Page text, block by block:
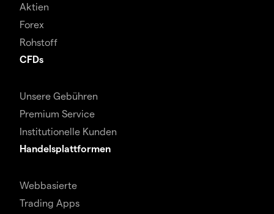
Aktien
Forex
Rohstoff
CFDs
Unsere Gebühren
Premium Service
Institutionelle Kunden
Handelsplattformen
Webbasierte
Trading Apps